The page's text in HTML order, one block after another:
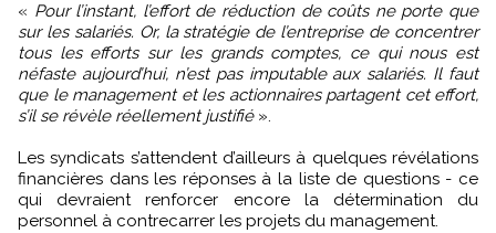
« Pour l’instant, l’effort de réduction de coûts ne porte que
sur les salariés. Or, la stratégie de l’entreprise de concentrer
tous les efforts sur les grands comptes, ce qui nous est
néfaste aujourd’hui, n’est pas imputable aux salariés. Il faut
que le management et les actionnaires partagent cet effort,
s’il se révèle réellement justifié».
Les syndicats s’attendent d’ailleurs à quelques révélations
financières dans les réponses à la liste de questions - ce
qui devraient renforcer encore la détermination du
personnel à contrecarrer les projets du management.